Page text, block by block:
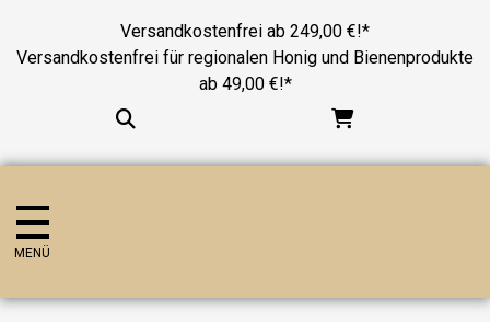
Versandkostenfrei ab 249,00 €!*
Versandkostenfrei für regionalen Honig und Bienenprodukte
ab 49,00 €!*
MENÜ